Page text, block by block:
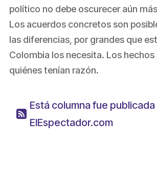
político no debe oscurecer aún
Los acuerdos concretos son
las diferencias, por grandes que
Colombia los necesita. Los hechos
quiénes tenían razón.
Está columna fue publicada
ElEspectador.com